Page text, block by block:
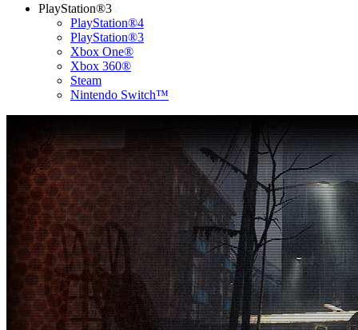
PlayStation®3
PlayStation®4
PlayStation®3
Xbox One®
Xbox 360®
Steam
Nintendo Switch™